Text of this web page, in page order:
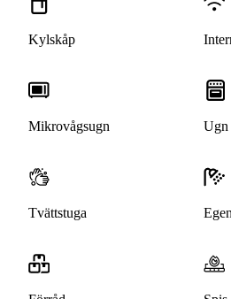
Kylskåp
Mikrovågsugn Ugn
Tvättstuga